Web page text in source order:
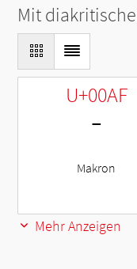
Mit
U+00AF
¯
Makron
Mehr Anzeigen